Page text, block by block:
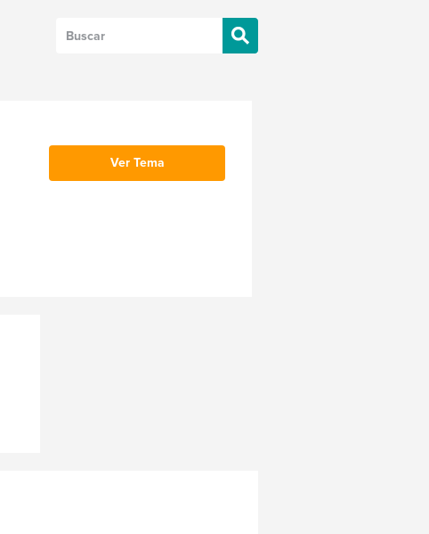
Ver Tema